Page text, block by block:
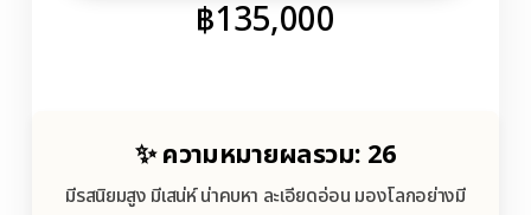
฿135,000
✨ ความหมายผลรวม: 26
มีรสนิยมสูง มีเสน่ห์ น่าคบหา ละเอียดอ่อน มองโลกอย่างมี